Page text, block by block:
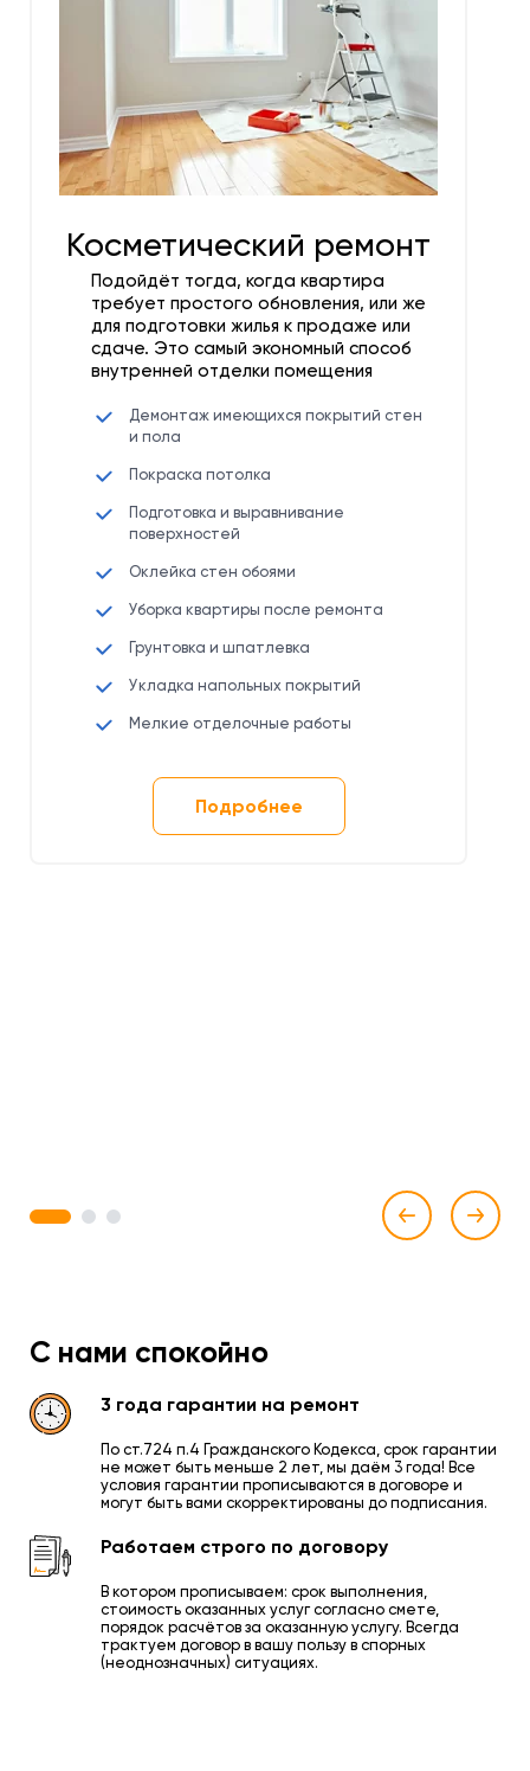
Косметический ремонт
Подойдёт тогда, когда квартира
требует простого обновления, или же
для подготовки жилья к продаже или
сдаче. Это самый экономный способ
внутренней отделки помещения
Демонтаж имеющихся покрытий стен
и пола
Покраска потолка
Подготовка и выравнивание
поверхностей
Оклейка стен обоями
Уборка квартиры после ремонта
Грунтовка и шпатлевка
Укладка напольных покрытий
Мелкие отделочные работы
Подробнее
1 2 3
С нами спокойно
3 года гарантии на ремонт
По ст.724 п.4 Гражданского Кодекса, срок гарантии
не может быть меньше 2 лет, мы даём 3 года! Все
условия гарантии прописываются в договоре и
могут быть вами скорректированы до подписания.
Работаем строго по договору
В котором прописываем: срок выполнения,
стоимость оказанных услуг согласно смете,
порядок расчётов за оказанную услугу. Всегда
трактуем договор в вашу пользу в спорных
(неоднозначных) ситуациях.